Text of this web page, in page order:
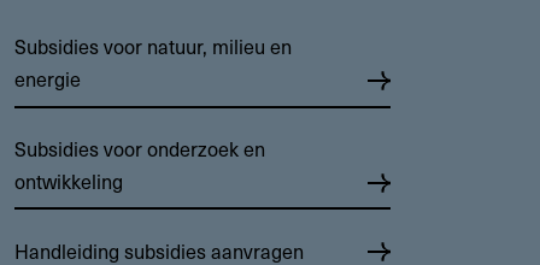
Subsidies voor natuur, milieu en
energie
Subsidies voor onderzoek en
ontwikkeling
Handleiding subsidies aanvragen